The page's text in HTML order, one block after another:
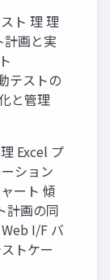
ト 理 理
計画と実
テストの
と管理
Excel プ
ション
ート 傾
計画の同
I/F バ
トケー